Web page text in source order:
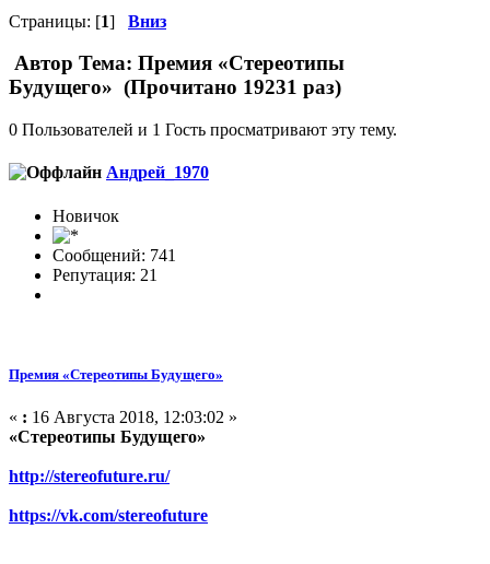
Страницы: [1] Вниз
Автор Тема: Премия «Стереотипы
Будущего» (Прочитано 19231 раз)
0 Пользователей и 1 Гость просматривают эту тему.
Андрей_1970
Новичок
Сообщений: 741
Репутация: 21
Премия «Стереотипы Будущего»
« : 16 Августа 2018, 12:03:02 »
«Стереотипы Будущего»
http://stereofuture.ru/
https://vk.com/stereofuture